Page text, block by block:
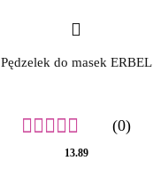
Pędzelek do masek ERBEL
(0)
13.89